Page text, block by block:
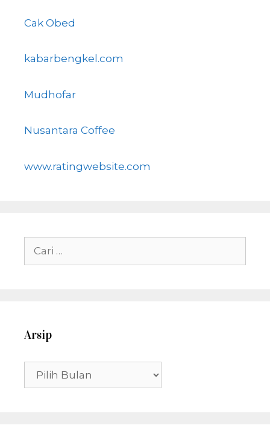
Cak Obed
kabarbengkel.com
Mudhofar
Nusantara Coffee
www.ratingwebsite.com
Cari
untuk:
Arsip
Arsip